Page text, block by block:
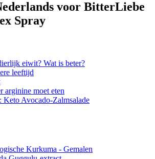
voor BitterLiebe
Spray
eiwit? Wat is beter?
leeftijd
arginine moet eten
Keto Avocado-Zalmsalade
Kurkuma - Gemalen